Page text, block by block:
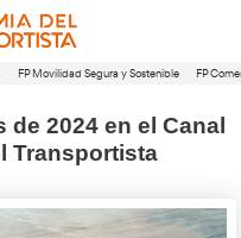
Vistos de 2024